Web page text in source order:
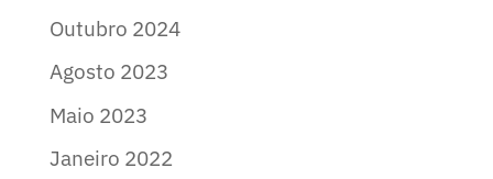
Outubro 2024
Agosto 2023
Maio 2023
Janeiro 2022